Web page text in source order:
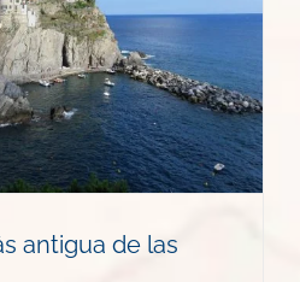
antigua de las